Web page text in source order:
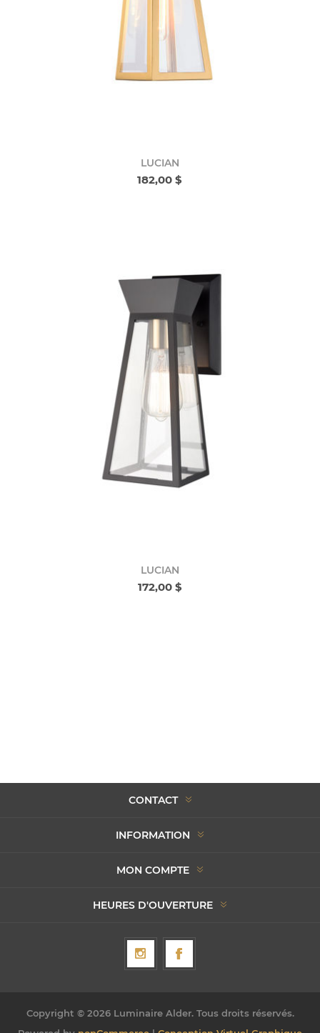
LUCIAN
182,00 $
LUCIAN
172,00 $
CONTACT
INFORMATION
MON COMPTE
HEURES D'OUVERTURE
Copyright © 2026 Luminaire Alder. Tous droits réservés.